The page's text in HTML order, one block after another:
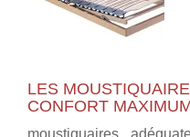
LES
CONFORT
moustiquaires